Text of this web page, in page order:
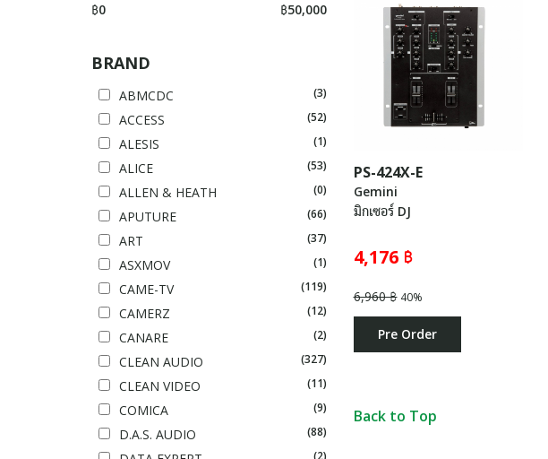
฿0 ฿50,000
BRAND
ABMCDC (3)
ACCESS (52)
ALESIS (1)
ALICE (53)
ALLEN & HEATH (0)
APUTURE (66)
ART (37)
ASXMOV (1)
CAME-TV (119)
CAMERZ (12)
CANARE (2)
CLEAN AUDIO (327)
CLEAN VIDEO (11)
COMICA (9)
D.A.S. AUDIO (88)
(2)
PS-424X-E
Gemini
มิกเซอร์ DJ
4,176 ฿
6,960 ฿40%
Pre Order
Back to Top